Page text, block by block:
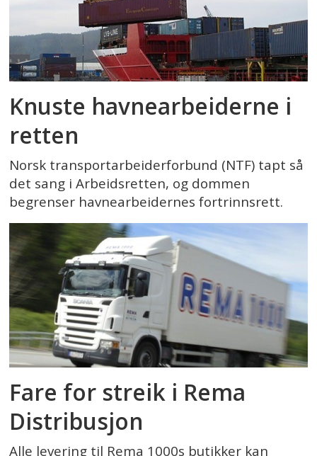
Knuste havnearbeiderne i
retten
Norsk transportarbeiderforbund (NTF) tapt så
det sang i Arbeidsretten, og dommen
begrenser havnearbeidernes fortrinnsrett.
Fare for streik i Rema
Distribusjon
Alle levering til Rema 1000s butikker kan